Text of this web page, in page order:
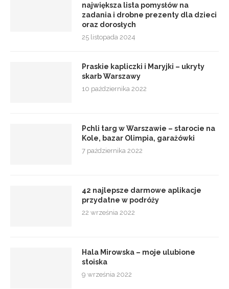
największa lista pomysłów na
zadania i drobne prezenty dla dzieci
oraz dorosłych
25 listopada 2024
Praskie kapliczki i Maryjki – ukryty
skarb Warszawy
10 października 2022
Pchli targ w Warszawie – starocie na
Kole, bazar Olimpia, garażówki
7 października 2022
42 najlepsze darmowe aplikacje
przydatne w podróży
22 września 2022
Hala Mirowska – moje ulubione
stoiska
9 września 2022